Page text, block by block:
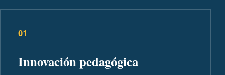
01
Innovación pedagógica